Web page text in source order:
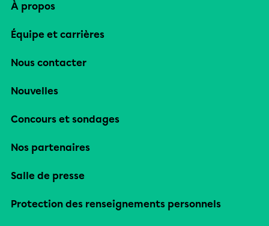
À propos
Équipe et carrières
Nous contacter
Nouvelles
Concours et sondages
Nos partenaires
Salle de presse
Protection des renseignements personnels